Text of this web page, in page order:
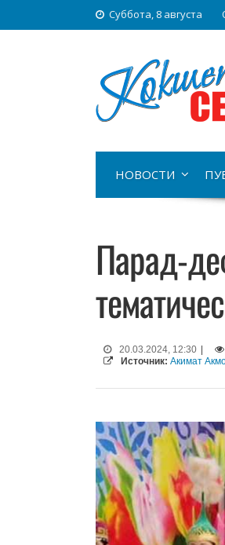
Суббота, 8 августа
НОВОСТИ
Парад-
20.03.2024, 12:30 |
Источник: Акимат